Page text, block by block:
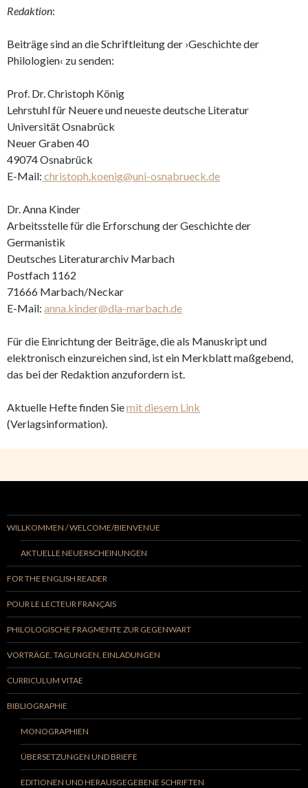
Redaktion:
Beiträge sind an die Schriftleitung der ›Geschichte der
Philologien‹ zu senden:
Prof. Dr. Christoph König
Lehrstuhl für Neuere und neueste deutsche Literatur
Universität Osnabrück
Neuer Graben 40
49074 Osnabrück
E-Mail: christoph.koenig@uni-osnabrueck.de
Dr. Anna Kinder
Arbeitsstelle für die Erforschung der Geschichte der
Germanistik
Deutsches Literaturarchiv Marbach
Postfach 1162
71666 Marbach/Neckar
E-Mail: anna.kinder@dla-marbach.de
Für die Einrichtung der Beiträge, die als Manuskript und
elektronisch einzureichen sind, ist ein Merkblatt maßgebend,
das bei der Redaktion anzufordern ist.
Aktuelle Hefte finden Siemit diesem Link
(Verlagsinformation).
WILLKOMMEN / WELCOME/BIENVENUE
AKTUELLE NEUERSCHEINUNGEN
FOR THE ENGLISH READER
POUR LE LECTEUR FRANÇAIS
PHILOLOGISCHE FRAGMENTE ZUR GEGENWART
VORTRÄGE, TAGUNGEN, EINLADUNGEN
CURRICULUM VITAE
BIBLIOGRAPHIE
MONOGRAPHIEN
ÜBERSETZUNGEN UND BRIEFE
EDITIONEN UND HERAUSGEGEBENE SCHRIFTEN